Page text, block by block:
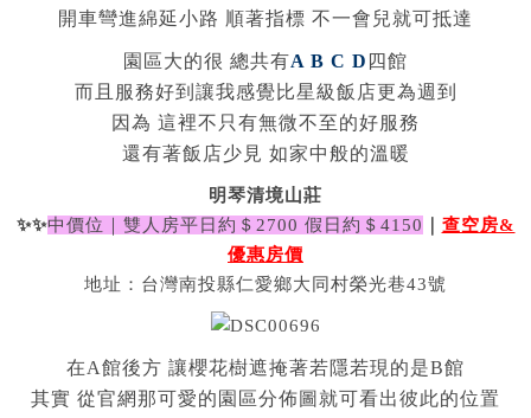
開車彎進綿延小路 順著指標 不一會兒就可抵達
園區大的很 總共有A B C D 四館
而且服務好到讓我感覺比星級飯店更為週到
因為 這裡不只有無微不至的好服務
還有著飯店少見 如家中般的溫暖
明琴清境山莊
✨✨中價位 ｜雙人房平日約＄2700 假日約＄4150
查空房&
優惠房價
地址：台灣南投縣仁愛鄉大同村榮光巷43號
在A館後方 讓櫻花樹遮掩著若隱若現的是B館
其實 從官網那可愛的園區分佈圖就可看出彼此的位置